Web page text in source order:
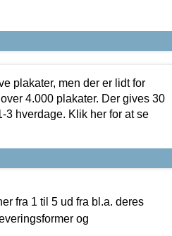
plakater, men der er lidt for
4.000 plakater. Der gives 30
3 hverdage. Klik her for at se
fra 1 til 5 ud fra bl.a. deres
og